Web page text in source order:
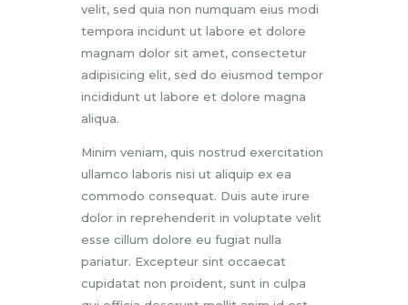
PRICING
BLOG
CONTACT
velit, sed quia non numquam eius modi
tempora incidunt ut labore et dolore
magnam dolor sit amet, consectetur
adipisicing elit, sed do eiusmod tempor
incididunt ut labore et dolore magna
aliqua.
Minim veniam, quis nostrud exercitation
ullamco laboris nisi ut aliquip ex ea
commodo consequat. Duis aute irure
dolor in reprehenderit in voluptate velit
esse cillum dolore eu fugiat nulla
pariatur. Excepteur sint occaecat
cupidatat non proident, sunt in culpa